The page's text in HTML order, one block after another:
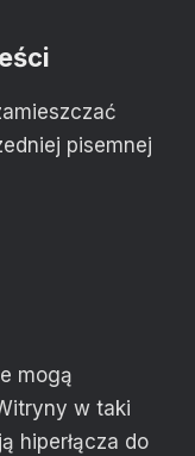
pisemnej
mogą
w taki
hiperłącza do